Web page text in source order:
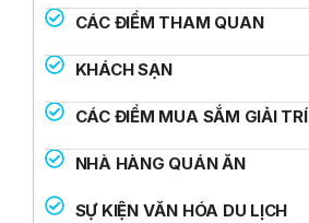
CÁC ĐIỂM THAM QUAN
KHÁCH SẠN
CÁC ĐIỂM MUA SẮM GIẢI TRÍ
NHÀ HÀNG QUÁN ĂN
SỰ KIỆN VĂN HÓA DU LỊCH